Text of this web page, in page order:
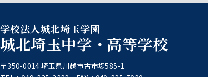
学校法人城北埼玉学園
城北埼玉中学・高等学校
〒350-0014 埼玉県川越市古市場585-1